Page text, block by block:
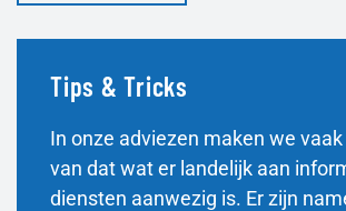
Tips & Tricks
In onze adviezen maken we
van dat wat er landelijk aan
diensten aanwezig is. Er zijn